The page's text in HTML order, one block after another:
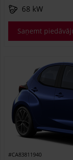
68 kW
Saņemt
#CA83811940